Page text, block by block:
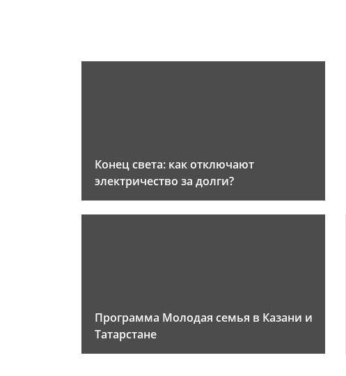
Конец света: как отключают
электричество за долги?
Программа Молодая семья в Казани и
Татарстане